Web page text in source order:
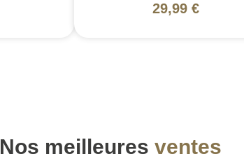
29,99 €
Nos meilleures ventes